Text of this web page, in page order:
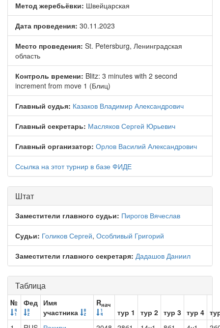
Метод жеребьёвки: Швейцарская
Дата проведения: 30.11.2023
Место проведения: St. Petersburg, Ленинградская
область
Контроль времени: Blitz: 3 minutes with 2 second
increment from move 1 (Блиц)
Главный судья: Казаков Владимир Александрович
Главный секретарь: Масляков Сергей Юрьевич
Главный организатор: Орлов Василий Александрович
Ссылка на этот турнир в базе ФИДЕ
Штат
Заместители главного судьи: Пирогов Вячеслав
Судьи: Голиков Сергей, Особливый Григорий
Заместители главного секретаря: Дадашов Даниил
Таблица
№ Фед Имя
участника
Rнач
тур 1 тур 2 тур 3 тур 4